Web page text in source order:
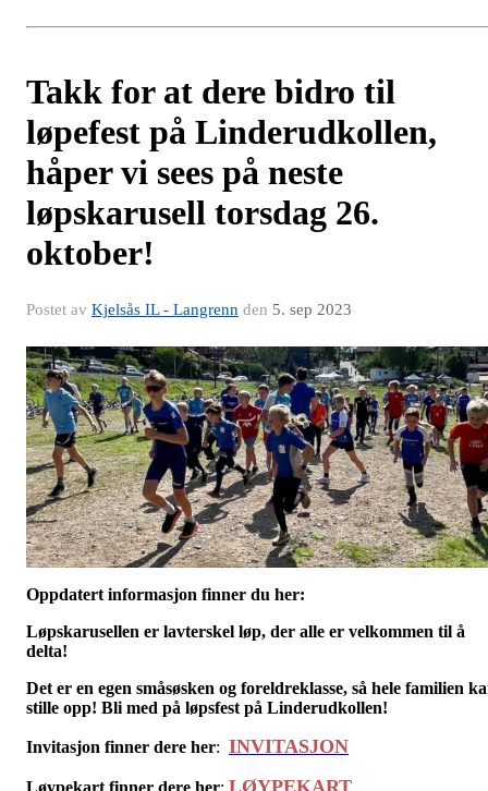
Takk for at dere bidro til
løpefest på Linderudkollen,
håper vi sees på neste
løpskarusell torsdag 26.
oktober!
Postet av Kjelsås IL - Langrenn den 5. sep 2023
Oppdatert informasjon finner du her:
Løpskarusellen er lavterskel løp, der alle er velkommen til å
delta!
Det er en egen småsøsken og foreldreklasse, så hele familien
stille opp! Bli med på løpsfest på Linderudkollen!
Invitasjon finner dere her: INVITASJON
Løypekart finner dere her: LØYPEKART